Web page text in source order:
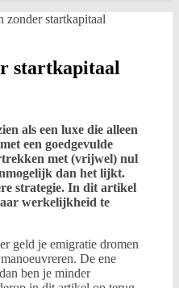
startkapitaal
als een luxe die alleen
een goedgevulde
met (vrijwel) nul
dan het lijkt.
strategie. In dit artikel
werkelijkheid te
geld je emigratie dromen
De ene
ben je minder